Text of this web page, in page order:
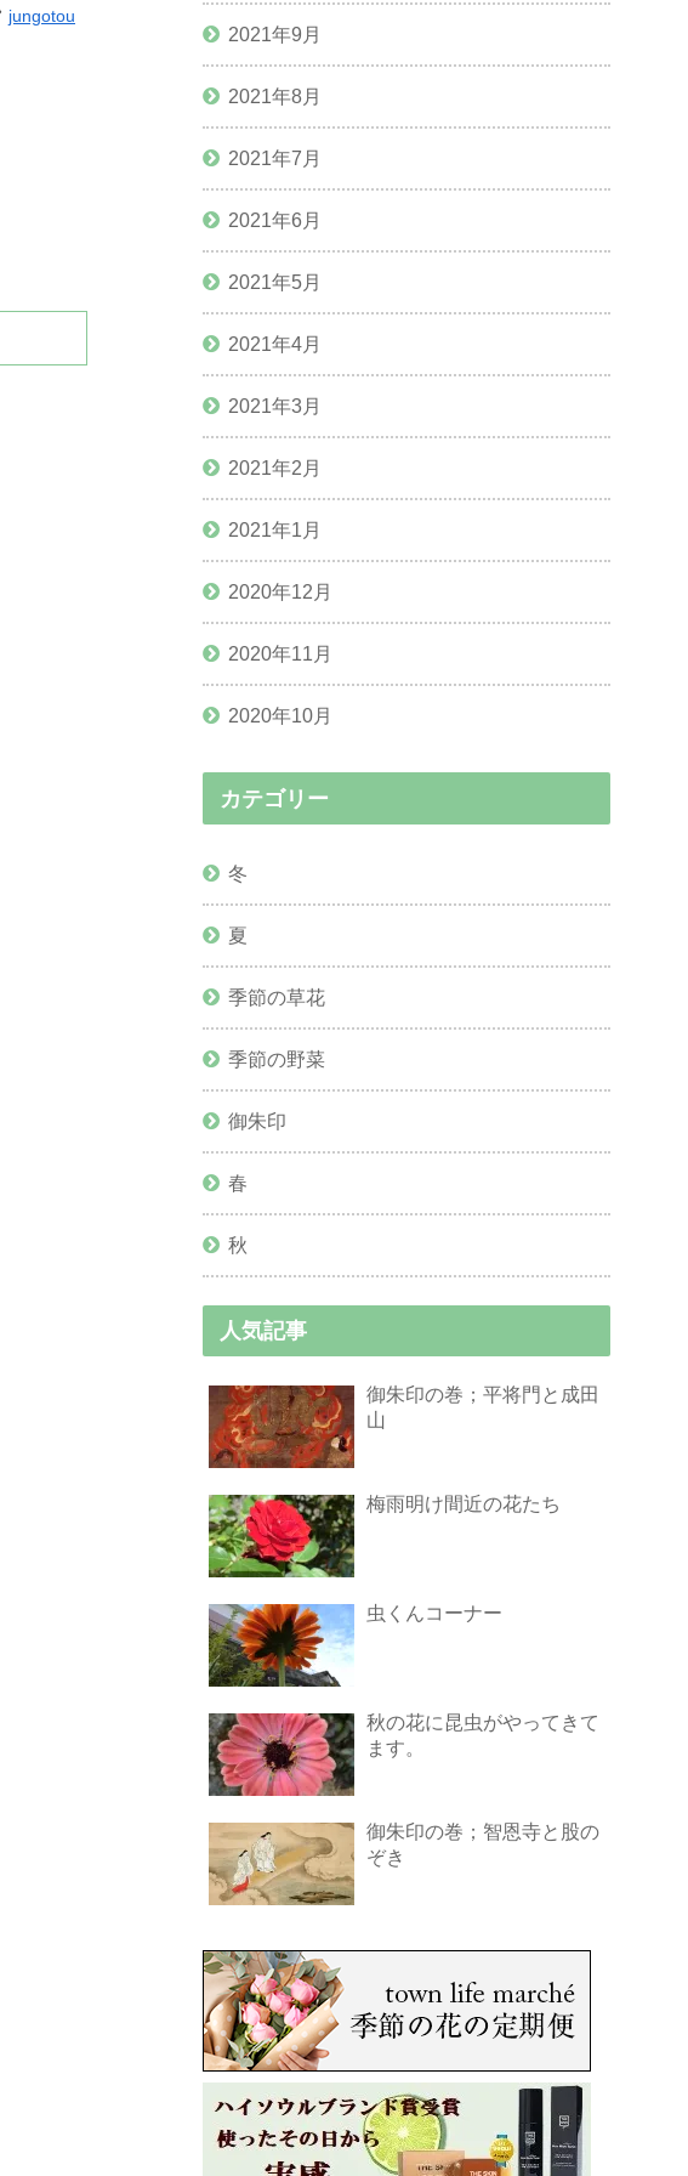
jungotou
2021年9月
2021年8月
2021年7月
2021年6月
2021年5月
2021年4月
2021年3月
2021年2月
2021年1月
2020年12月
2020年11月
2020年10月
カテゴリー
冬
夏
季節の草花
季節の野菜
御朱印
春
秋
人気記事
御朱印の巻；平将門と成田
山
梅雨明け間近の花たち
虫くんコーナー
秋の花に昆虫がやってきて
ます。
御朱印の巻；智恩寺と股の
ぞき